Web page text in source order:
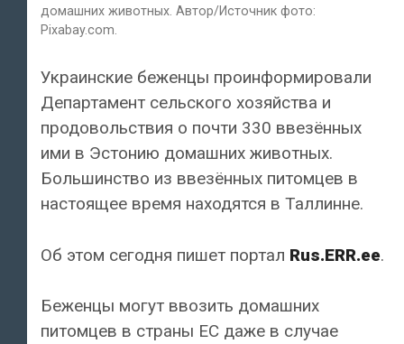
домашних животных. Автор/Источник фото:
Pixabay.com.
Украинские беженцы проинформировали
Департамент сельского хозяйства и
продовольствия о почти 330 ввезённых
ими в Эстонию домашних животных.
Большинство из ввезённых питомцев в
настоящее время находятся в Таллинне.
Об этом сегодня пишет портал Rus.ERR.ee.
Беженцы могут ввозить домашних
питомцев в страны ЕС даже в случае